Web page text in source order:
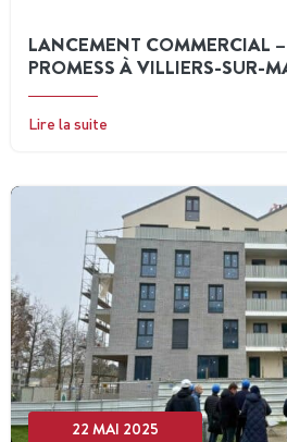
LANCEMENT COMMERCIAL
PROMESS À VILLIERS-SUR-
Lire la suite
22 MAI 2025